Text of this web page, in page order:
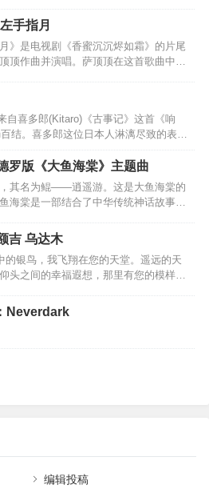
士一去不复返。整个音乐一开头并不是
古筝，犹如蜻蜓点水，然后才是一段红
而是一种将要爆发之前的压抑。脑补这样
片片布满疮痍的破碎魂灵吸引而来，聚
幽魅里。作一场幽魅的梦靥，我将永远
的温纯里深深迷醉。你愿否？愿否风霜雨
在未来？你愿否？愿否来世今生，蹁跹
如果在这片蔚蓝的深海中，你不曾死
断双脚，化为鱼。如果沉寂在无边的黑
，做我的驱魔人，穿越蒙昧，净化我
手指月
月》是电视剧《香蜜沉沉烬如霜》的片尾
顶作曲并演唱。萨顶顶在这首歌曲中尽
度，融合戏曲与花腔女高音唱法，头腔
来，真嗓假嗓切换自如，对高音的极致
情的张驰与人物复杂心理展现得淋漓尽
越飘渺，越听越空灵，越听越好听。左手
握着天掌纹裂出了十方的闪电把时光匆
年三千世 如所不见左手拈着花右手舞着
了一万年的雪一滴泪 啊啊啊那是我 啊啊
指右手弹着弦舟楫摆渡在忘川的水间当
自喜多郎(Kitaro)《古事记》这首《响
结。喜多郎这位日本人淋漓尽致的表达
、潇洒、隐逸、放达的神韵。这种神韵
之乐”，嵇康的目送归鸿，手挥五弦。俯
采菊东篱下，悠然见南山”，李太白的明
烟雨任平生”文字中都有相似的影子。听这
磅礴，教人振奋，越听越让人觉得荡气
客，衣袂…
罗版《大鱼海棠》主题曲
其名为鲲——逍遥游。这是大鱼海棠的
海棠是一部结合了中华传统神话故事的
身独有的魅力，通过描述三位主人公的
众展开一方磅礴绚丽的世界。所有活着
都是海里一条巨大的鱼；出生的时候他们
出发。他们的生命就像横越大海，有时
分开死的时候，他们便到了岸，各去各
历桑德罗中国巡演西安站的最后，为了
吉 乌达木
的银鸟，我飞翔在您的天堂。遥远的天
头之间的幸福遐想，那里有您的模样，
赞许，感觉您就在天堂注视我的目光。每
您，我就会在梦中寻觅您的身影，那遥
只有在梦中才会向我靠近，让我走向您
Neverdark
编辑投稿